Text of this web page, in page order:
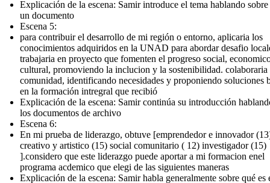
Explicación de la escena: Samir introduce el tema hablando sobre
un documento
Escena 5:
para contribuir el desarrollo de mi región o entorno, aplicaria los
conocimientos adquiridos en la UNAD para abordar desafio
trabajaria en proyecto que fomenten el progreso social,
cultural, promoviendo la inclucion y la sostenibilidad. colaboraria
comunidad, identificando necesidades y proponiendo soluciones
en la formación intregral que recibió
Explicación de la escena: Samir continúa su introducción
los documentos de archivo
Escena 6:
En mi prueba de liderazgo, obtuve [emprendedor e innovador
creativo y artistico (15) social comunitario ( 12) investigador (15)
].considero que este liderazgo puede aportar a mi formacion enel
programa acdemico que elegi de las siguientes maneras
Explicación de la escena: Samir habla generalmente sobre qué es